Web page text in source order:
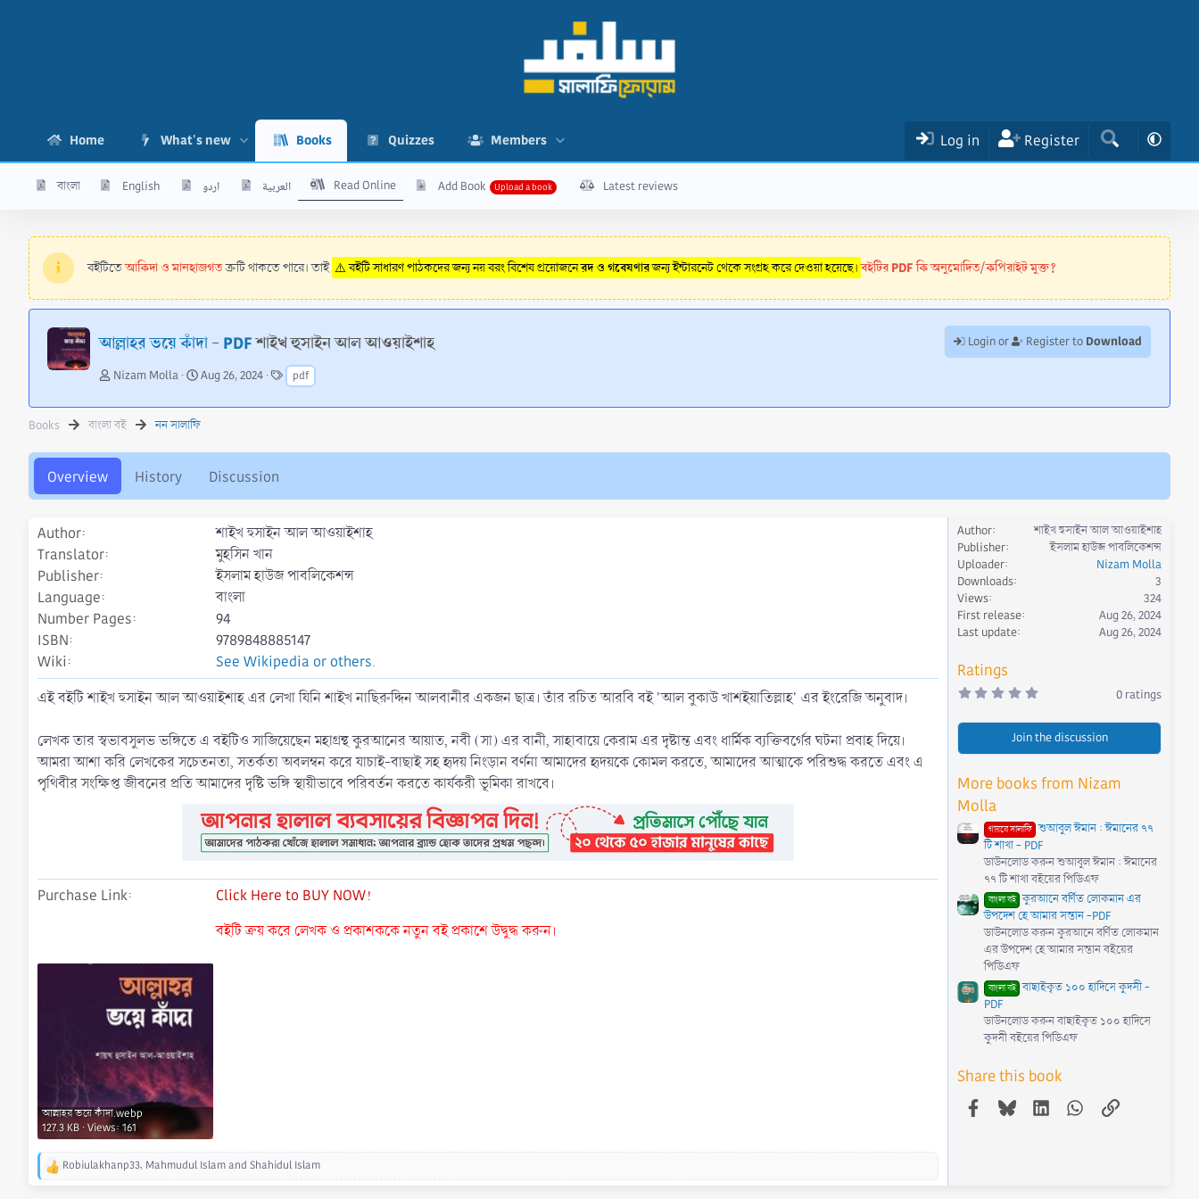
Home What's new Books Quizzes Members Log in Register
বাংলা English اردو العربية Read Online Add Book Latest reviews
বইটিতেআকিদা ও মানহাজগতত্রুটি থাকতে পারে। তাই ⚠️ বইটি সাধারণ পাঠকদের জন্য নয় বরং বিশেষ প্রয়োজনেরদ ও গবেষণারজন্য ইন্টারনেট থেকে সংগ্রহ করে দেওয়া হয়েছে। বইটির PDF কি অনুমোদিত/কপিরাইট মুক্ত?
আল্লাহর ভয়ে কাঁদা - PDFশাইখ হুসাইন আল আওয়াইশাহ Login or Register to Download
A
t
h
r
Nizam Molla
C
e
a
i
Aug 26, 2024
T
a
g
pdf
Books বাংলা বই নন সালাফি
Overview History Discussion
Author
শাইখ হুসাইন আল আওয়াইশাহ
Translator
মুহসিন খান
Publisher
ইসলাম হাউজ পাবলিকেশন্স
Language
বাংলা
Number Pages
94
ISBN
9789848885147
Wiki
See Wikipedia or others.
এই বইটি শাইখ হুসাইন আল আওয়াইশাহ এর লেখা যিনি শাইখ নাছিরুদ্দিন আলবানীর একজন ছাত্র। তাঁর রচিত আরবি বই 'আল বুকাউ খাশইয়াতিল্লাহ' এর ইংরেজি অনুবাদ।
লেখক তার স্বভাবসুলভ ভঙ্গিতে এ বইটিও সাজিয়েছেন মহাগ্রন্থ কুরআনের আয়াত, নবী (সা) এর বানী, সাহাবায়ে কেরাম এর দৃষ্টান্ত এবং ধার্মিক ব্যক্তিবর্গের ঘটনা প্রবাহ দিয়ে।
আমরা আশা করি লেখকের সচেতনতা, সতর্কতা অবলম্বন করে যাচাই-বাছাই সহ হৃদয় নিংড়ান বর্ণনা আমাদের হৃদয়কে কোমল করতে, আমাদের আত্মাকে পরিশুদ্ধ করতে এবং এ
পৃথিবীর সংক্ষিপ্ত জীবনের প্রতি আমাদের দৃষ্টি ভঙ্গি স্থায়ীভাবে পরিবর্তন করতে কার্যকরী ভূমিকা রাখবে।
Purchase Link
Click Here to BUY NOW!
বইটি ক্রয় করে লেখক ও প্রকাশককে নতুন বই প্রকাশে উদ্বুদ্ধ করুন।
আল্লাহর ভয়ে কাঁদা.webp
127.3 KB · Views: 161
R
Robiulakhanp33, Mahmudul Islamand Shahidul Islam
Author
শাইখ হুসাইন আল আওয়াইশাহ
Publisher
ইসলাম হাউজ পাবলিকেশন্স
Uploader
Nizam Molla
Downloads
3
Views
324
First release
Aug 26, 2024
Last update
Aug 26, 2024
Ratings
0
0
s
(
0 ratings
Join the discussion
More books from Nizam
Molla
গায়রে সালাফি শুআবুল ঈমান : ঈমানের ৭৭
টি শাখা - PDF
ডাউনলোড করুন শুআবুল ঈমান : ঈমানের
৭৭ টি শাখা বইয়ের পিডিএফ
বাংলা বই কুরআনে বর্ণিত লোকমান এর
উপদেশ হে আমার সন্তান -PDF
ডাউনলোড করুন কুরআনে বর্ণিত লোকমান
এর উপদেশ হে আমার সন্তান বইয়ের
পিডিএফ
বাংলা বই বাছাইকৃত ১০০ হাদিসে কুদসী -
PDF
ডাউনলোড করুন বাছাইকৃত ১০০ হাদিসে
কুদসী বইয়ের পিডিএফ
Share this book
Facebook
BlueskyLinkedInWhatsApp
Link